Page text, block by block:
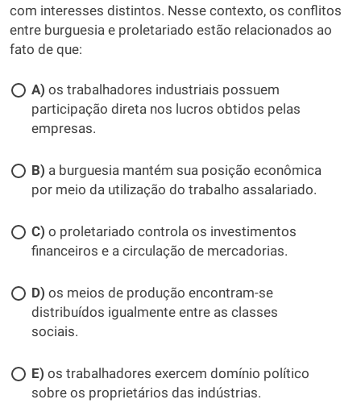
com interesses distintos. Nesse contexto, os conflitos
entre burguesia e proletariado estão relacionados ao
fato de que:
A) os trabalhadores industriais possuem
participação direta nos lucros obtidos pelas
empresas.
B) a burguesia mantém sua posição econômica
por meio da utilização do trabalho assalariado.
C) o proletariado controla os investimentos
financeiros e a circulação de mercadorias.
D) os meios de produção encontram-se
distribuídos igualmente entre as classes
sociais.
E) os trabalhadores exercem domínio político
sobre os proprietários das indústrias.